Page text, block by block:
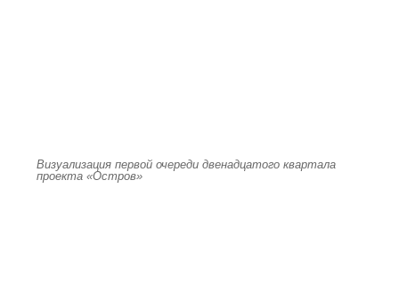
Визуализация первой очереди двенадцатого квартала
проекта «Остров»